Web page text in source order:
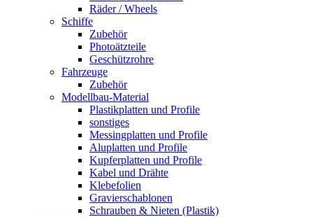
Räder / Wheels
Schiffe
Zubehör
Photoätzteile
Geschützrohre
Fahrzeuge
Zubehör
Modellbau-Material
Plastikplatten und Profile
sonstiges
Messingplatten und Profile
Aluplatten und Profile
Kupferplatten und Profile
Kabel und Drähte
Klebefolien
Gravierschablonen
Schrauben & Nieten (Plastik)